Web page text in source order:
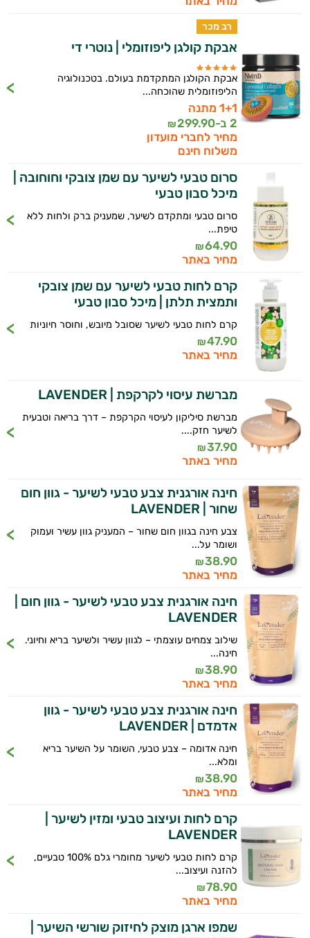
רב מכר
אבקת קולגן ליפוזומלי | נוטרי די
אבקת הקולגן המתקדמת בעולם. בטכנולוגיה
הליפוזומלית שהוכחה...
1+1 מתנה
2 ב-
299.90
₪
מחיר לחברי מועדון
משלוח חינם
סרום טבעי לשיער עם שמן צובקי וחוחובה |
מיכל סבון טבעי
סרום טבעי ומתקדם לשיער, שמעניק ברק ולחות ללא
טיפת...
64.90
₪
מחיר באתר
קרם לחות טבעי לשיער עם שמן צובקי
ותמצית תלתן | מיכל סבון טבעי
קרם לחות טבעי לשיער שסובל מיובש, וחוסר חיוניות
47.90
₪
מחיר באתר
מברשת עיסוי לקרקפת | LAVENDER
מברשת סיליקון לעיסוי הקרקפת – דרך בריאה וטבעית
לשיער חזק....
37.90
₪
מחיר באתר
חינה אורגנית צבע טבעי לשיער - גוון חום
שחור | LAVENDER
צבע חינה בגוון חום שחור – המעניק גוון עשיר ועמוק
ושומר על...
38.90
₪
מחיר באתר
חינה אורגנית צבע טבעי לשיער - גוון חום |
LAVENDER
שילוב צמחים עוצמתי – לגוון עשיר ולשיער בריא וחיוני.
חינה...
38.90
₪
מחיר באתר
חינה אורגנית צבע טבעי לשיער - גוון
אדמדם | LAVENDER
חינה אדומה – צבע טבעי, השומר על השיער בריא
ומלא...
38.90
₪
מחיר באתר
קרם לחות ועיצוב טבעי ומזין לשיער |
LAVENDER
קרם לחות טבעי לשיער מחומרי גלם 100% טבעיים,
להזנה ועיצוב...
78.90
₪
מחיר באתר
שמפו ארגן מוצק לחיזוק שורשי השיער |